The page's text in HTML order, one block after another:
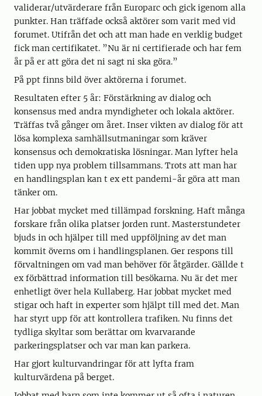
validerar/utvärderare från Europarc och gick igenom alla
punkter. Han träffade också aktörer som varit med vid
forumet. Utifrån det och att man hade en verklig budget
fick man certifikatet. ”Nu är ni certifierade och har fem
år på er att göra det ni sagt ni ska göra.”
På ppt finns bild över aktörerna i forumet.
Resultaten efter 5 år: Förstärkning av dialog och
konsensus med andra myndigheter och lokala aktörer.
Träffas två gånger om året. Inser vikten av dialog för att
lösa komplexa samhällsutmaningar som kräver
konsensus och demokratiska lösningar. Man lyfter hela
tiden upp nya problem tillsammans. Trots att man har
en handlingsplan kan t ex ett pandemi-år göra att man
tänker om.
Har jobbat mycket med tillämpad forskning. Haft många
forskare från olika platser jorden runt. Masterstundeter
bjuds in och hjälper till med uppföljning av det man
kommit överns om i handlingsplanen. Ger respons till
förvaltningen om vad man behöver för åtgärder. Gällde t
ex förbättrad information till besökarna. Nu är det mer
enhetligt över hela Kullaberg. Har jobbat mycket med
stigar och haft in experter som hjälpt till med det. Man
har styrt upp för att kontrollera trafiken. Nu finns det
tydliga skyltar som berättar om kvarvarande
parkeringsplatser och var man kan parkera.
Har gjort kulturvandringar för att lyfta fram
kulturvärdena på berget.